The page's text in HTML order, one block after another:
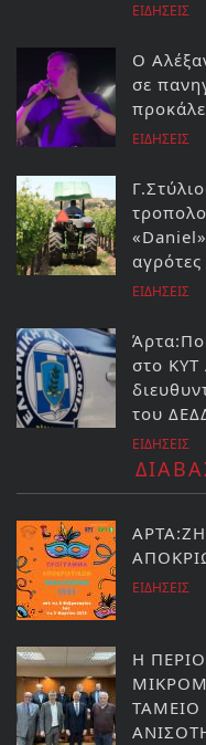
ΕΙΔΗΣΕΙΣ
Ο
σε
ΕΙΔΗΣΕΙΣ
ΕΙΔΗΣΕΙΣ
στο ΚΥΤ
του
ΕΙΔΗΣΕΙΣ
ΕΙΔΗΣΕΙΣ
Η